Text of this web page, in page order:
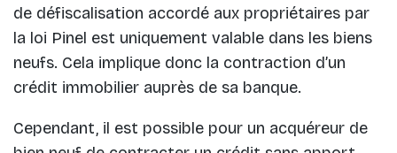
de défiscalisation accordé aux propriétaires par
la loi Pinel est uniquement valable dans les biens
neufs. Cela implique donc la contraction d’un
crédit immobilier auprès de sa banque.
Cependant, il est possible pour un acquéreur de